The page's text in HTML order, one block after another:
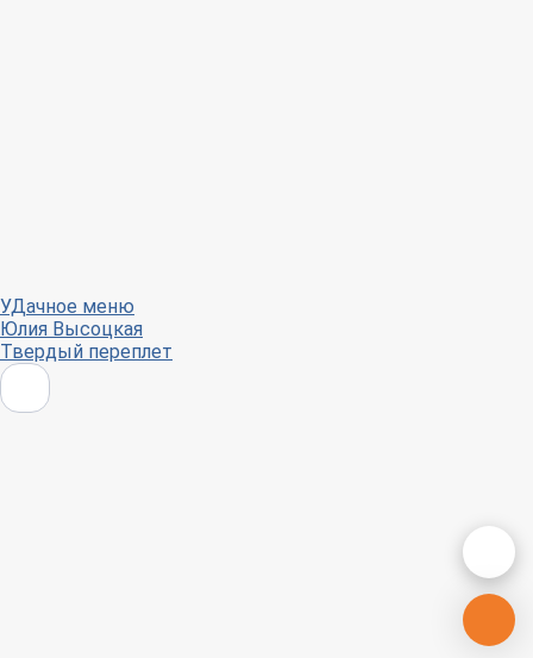
УДачное меню
Юлия Высоцкая
Твердый переплет